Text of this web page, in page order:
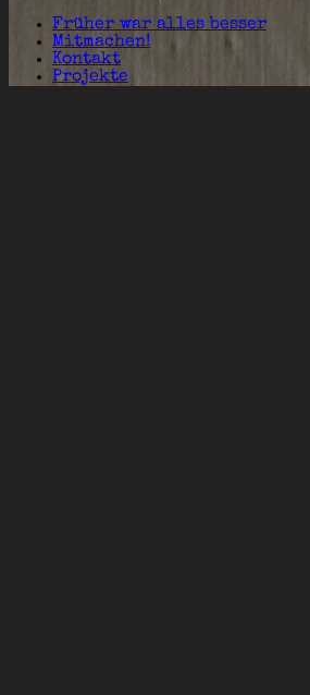
Früher war alles besser
Mitmachen!
Kontakt
Projekte